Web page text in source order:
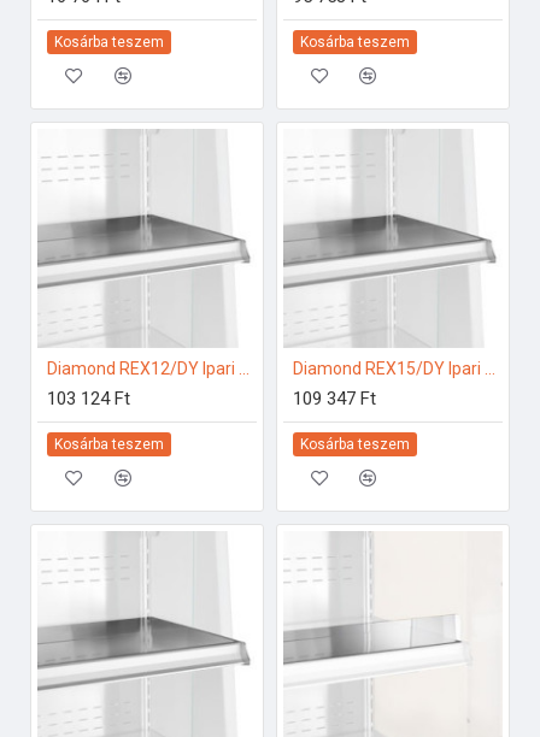
Kosárba teszem Kosárba teszem
Diamond REX12/DY Ipari hűtő kiegészítők
103 124 Ft
Kosárba teszem
Diamond REX15/DY Ipari hűtő kiegészítők
109 347 Ft
Kosárba teszem